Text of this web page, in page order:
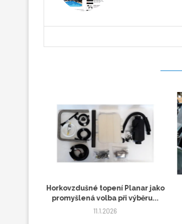
Horkovzdušné topení Planar jako
promyšlená volba při výběru...
11.1.2026